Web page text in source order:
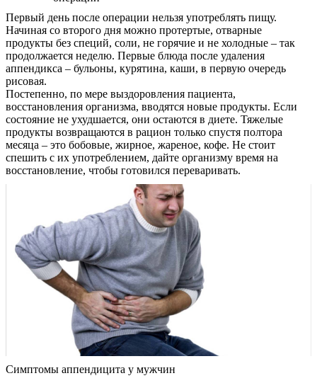
Первый день после операции нельзя употреблять пищу.
Начиная со второго дня можно протертые, отварные
продукты без специй, соли, не горячие и не холодные – так
продолжается неделю. Первые блюда после удаления
аппендикса – бульоны, курятина, каши, в первую очередь
рисовая.
Постепенно, по мере выздоровления пациента,
восстановления организма, вводятся новые продукты. Если
состояние не ухудшается, они остаются в диете. Тяжелые
продукты возвращаются в рацион только спустя полтора
месяца – это бобовые, жирное, жареное, кофе. Не стоит
спешить с их употреблением, дайте организму время на
восстановление, чтобы готовился переваривать.
Симптомы аппендицита у мужчин